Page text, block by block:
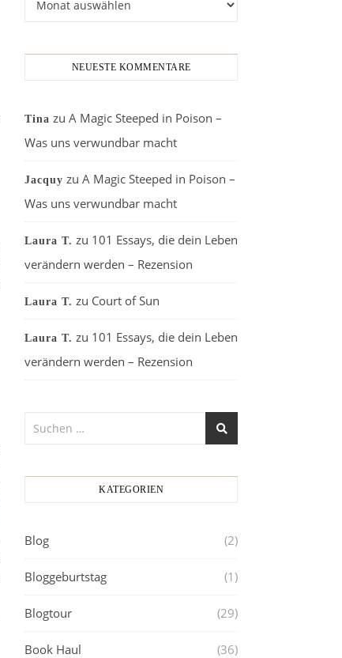
NEUESTE KOMMENTARE
Tina zu A Magic Steeped in Poison –
Was uns verwundbar macht
Jacquy zu A Magic Steeped in Poison –
Was uns verwundbar macht
Laura T. zu 101 Essays, die dein Leben
verändern werden – Rezension
Laura T. zu Court of Sun
Laura T. zu 101 Essays, die dein Leben
verändern werden – Rezension
KATEGORIEN
Blog (2)
Bloggeburtstag (1)
Blogtour (29)
Book Haul (36)